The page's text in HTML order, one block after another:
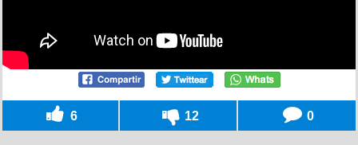
6 12 0